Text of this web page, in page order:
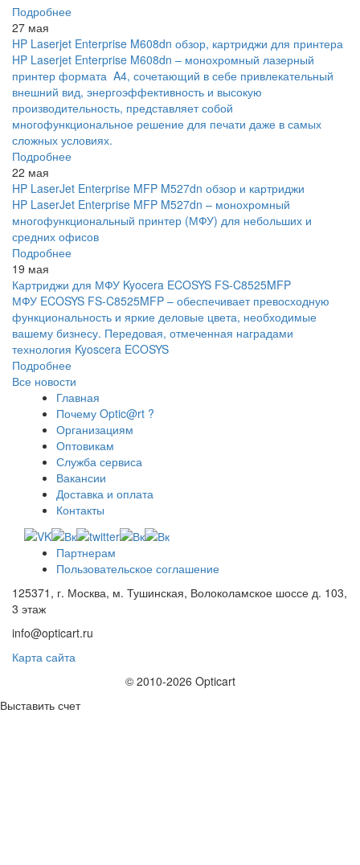
Подробнее
27 мая
HP Laserjet Enterprise M608dn обзор, картриджи для принтера
HP Laserjet Enterprise M608dn – монохромный лазерный
принтер формата A4, сочетающий в себе привлекательный
внешний вид, энергоэффективность и высокую
производительность, представляет собой
многофункциональное решение для печати даже в самых
сложных условиях.
Подробнее
22 мая
HP LaserJet Enterprise MFP M527dn обзор и картриджи
HP LaserJet Enterprise MFP M527dn – монохромный
многофункциональный принтер (МФУ) для небольших и
средних офисов
Подробнее
19 мая
Картриджи для МФУ Kyocera ECOSYS FS-C8525MFP
МФУ ECOSYS FS-C8525MFP – обеспечивает превосходную
функциональность и яркие деловые цвета, необходимые
вашему бизнесу. Передовая, отмеченная наградами
технология Kyoscera ECOSYS
Подробнее
Все новости
Главная
Почему Optic@rt ?
Организациям
Оптовикам
Служба сервиса
Вакансии
Доставка и оплата
Контакты
Партнерам
Пользовательское соглашение
125371, г. Москва, м. Тушинская, Волоколамское шоссе д. 103,
3 этаж
info@opticart.ru
Карта сайта
© 2010-2026 Opticart
Выставить счет